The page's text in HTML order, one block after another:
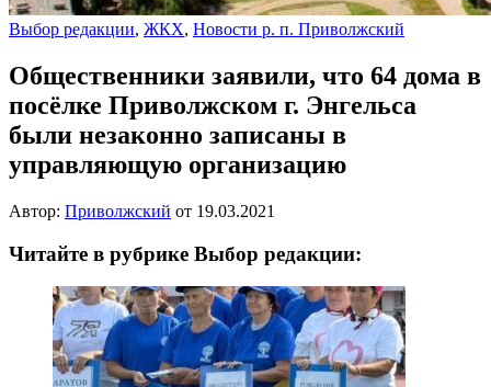
Выбор редакции, ЖКХ, Новости р. п. Приволжский
Общественники заявили, что 64 дома в
посёлке Приволжском г. Энгельса
были незаконно записаны в
управляющую организацию
Автор: Приволжский от 19.03.2021
Читайте в рубрике Выбор редакции: